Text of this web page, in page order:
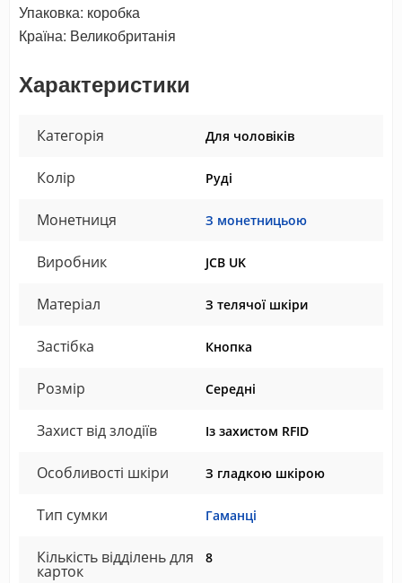
Упаковка: коробка
Країна: Великобританія
Характеристики
Категорія Для чоловіків
Колір Руді
Монетниця З монетницьою
Виробник JCB UK
Матеріал З телячої шкіри
Застібка Кнопка
Розмір Середні
Захист від злодіїв Із захистом RFID
Особливості шкіри З гладкою шкірою
Тип сумки Гаманці
Кількість відділень для
карток
8